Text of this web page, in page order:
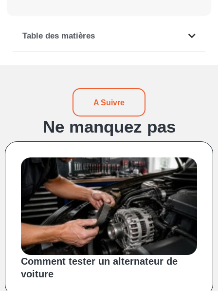
Table des matières
A Suivre
Ne manquez pas
Comment tester un alternateur de
voiture